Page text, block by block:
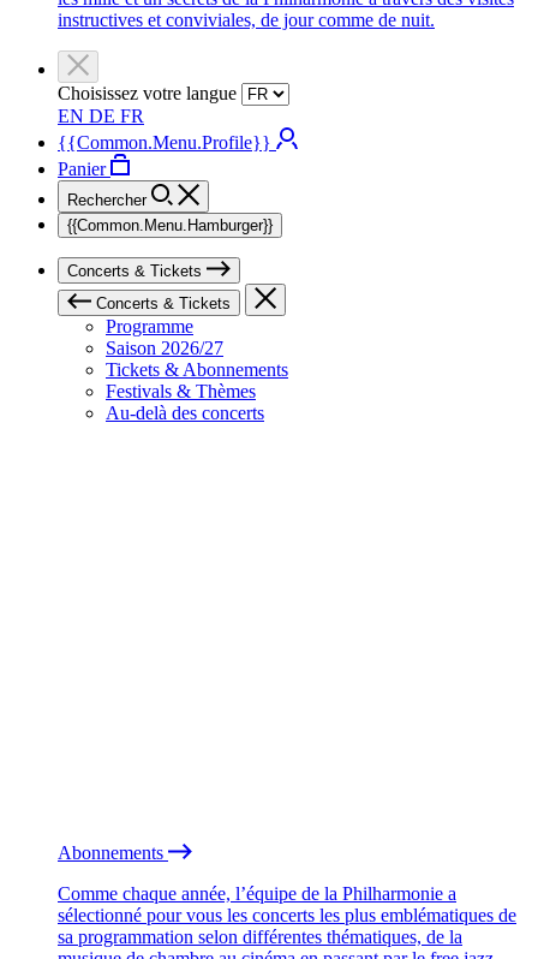
instructives et conviviales, de jour comme de nuit.
Choisissez votre langue
EN DE FR
{{Common.Menu.Profile}}
Panier
Rechercher
{{Common.Menu.Hamburger}}
Concerts & Tickets
Concerts & Tickets
Programme
Saison 2026/27
Tickets & Abonnements
Festivals & Thèmes
Au-delà des concerts
Abonnements
Comme chaque année, l’équipe de la Philharmonie a
sélectionné pour vous les concerts les plus emblématiques de
sa programmation selon différentes thématiques, de la